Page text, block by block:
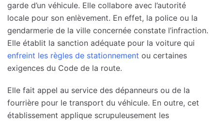
garde d’un véhicule. Elle collabore avec l’autorité
locale pour son enlèvement. En effet, la police ou la
gendarmerie de la ville concernée constate l’infraction.
Elle établit la sanction adéquate pour la voiture qui
enfreint les règles de stationnement ou certaines
exigences du Code de la route.
Elle fait appel au service des dépanneurs ou de la
fourrière pour le transport du véhicule. En outre, cet
établissement applique scrupuleusement les